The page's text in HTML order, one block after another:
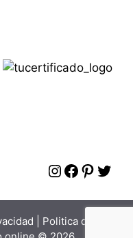
Instagram
Politica de